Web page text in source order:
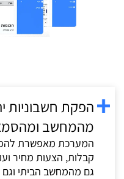
הפקת חשבוניות
מהמחשב
המערכת מאפשרת
קבלות, הצעות מחיר
גם מהמחשב הביתי